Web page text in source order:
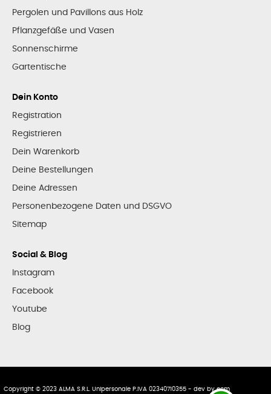
Pergolen und Pavillons aus Holz
Pflanzgefäße und Vasen
Sonnenschirme
Gartentische
Dein Konto
Registration
Registrieren
Dein Warenkorb
Deine Bestellungen
Deine Adressen
Personenbezogene Daten und DSGVO
Sitemap
Social & Blog
Instagram
Facebook
Youtube
Blog
Copyright © 2023 ALMA S.R.L. Unipersonale P.IVA 02340710355 - dev byecm